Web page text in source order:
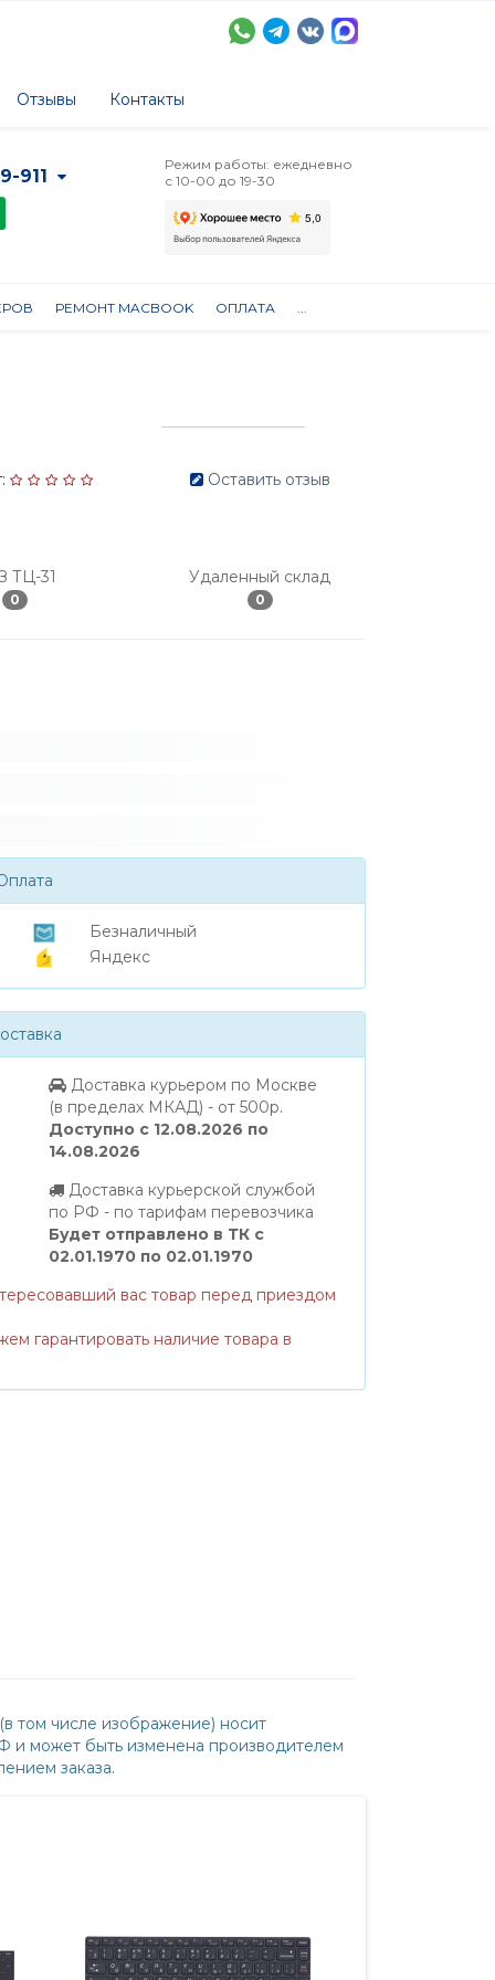
Отзывы Контакты
911
Режим работы: ежедневно
с 10-00 до 19-30
РЕМОНТ MACBOOK ОПЛАТА ...
ТЦ-31
0
Оставить отзыв
Удаленный склад
0
Безналичный
Яндекс
Доставка курьером по Москве
(в пределах МКАД) - от 500р.
Доступно с 12.08.2026 по
14.08.2026
Доставка курьерской службой
по РФ - по тарифам перевозчика
Будет отправлено в ТК с
02.01.1970 по 02.01.1970
вас товар перед приездом
гарантировать наличие товара в
том числе изображение) носит
и может быть изменена производителем
заказа.